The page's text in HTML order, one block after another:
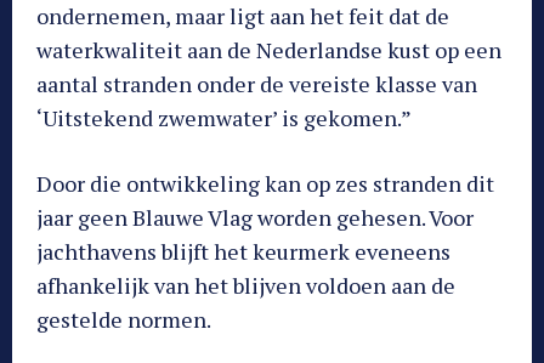
ondernemen, maar ligt aan het feit dat de
waterkwaliteit aan de Nederlandse kust op een
aantal stranden onder de vereiste klasse van
‘Uitstekend zwemwater’ is gekomen.”
Door die ontwikkeling kan op zes stranden dit
jaar geen Blauwe Vlag worden gehesen. Voor
jachthavens blijft het keurmerk eveneens
afhankelijk van het blijven voldoen aan de
gestelde normen.